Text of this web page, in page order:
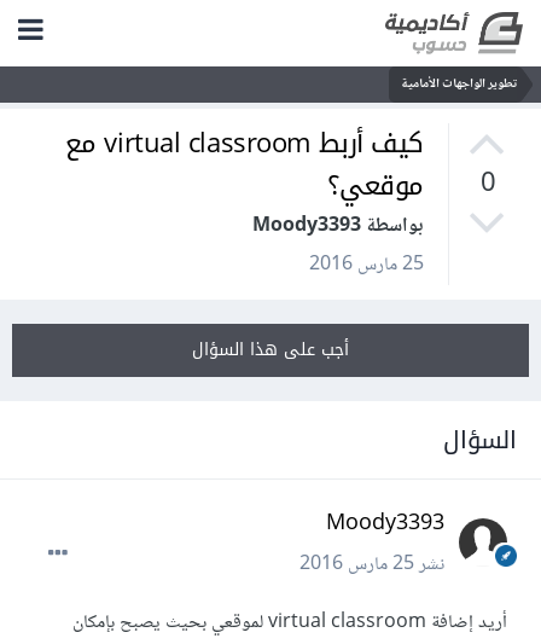
تطوير الواجهات الأمامية
0
كيف أربط virtual classroom مع
موقعي؟
بواسطة Moody3393
25 مارس 2016
أجب على هذا السؤال
السؤال
Moody3393
نشر25 مارس 2016
أريد إضافة virtual classroom لموقعي بحيث يصبح بإمكان